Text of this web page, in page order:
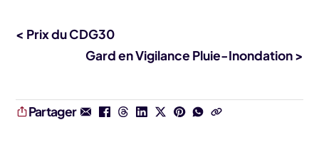
< Prix du CDG30
Gard en Vigilance Pluie-Inondation >
Partager